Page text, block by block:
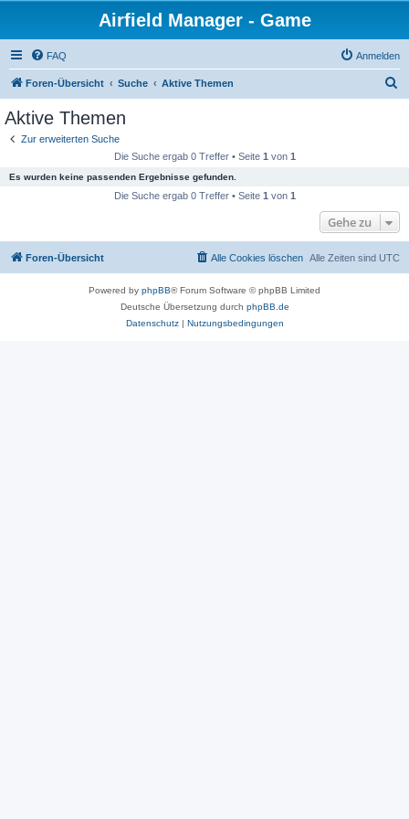
Airfield Manager - Game
FAQ Anmelden
Foren-Übersicht Suche Aktive Themen
Aktive Themen
Zur erweiterten Suche
Die Suche ergab 0 Treffer • Seite 1 von 1
Es wurden keine passenden Ergebnisse gefunden.
Die Suche ergab 0 Treffer • Seite 1 von 1
Gehe zu
Foren-Übersicht Alle Zeiten sind UTC
Alle Cookies löschen
Powered by phpBB® Forum Software © phpBB Limited
Deutsche Übersetzung durch phpBB.de
Datenschutz| Nutzungsbedingungen